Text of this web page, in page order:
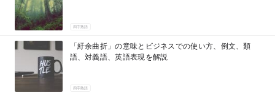
四字熟語
「紆余曲折」の意味とビジネスでの使い方、例文、類
語、対義語、英語表現を解説
四字熟語